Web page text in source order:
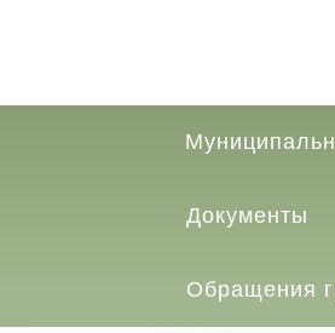
Документы
Обращения